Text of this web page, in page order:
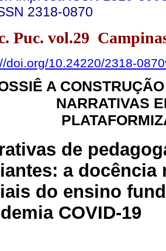
2318-0870
Puc. vol.29
doi.org/10.24220/2318-
A
NARRATIVAS
de
a docência
do ensino
COVID-19